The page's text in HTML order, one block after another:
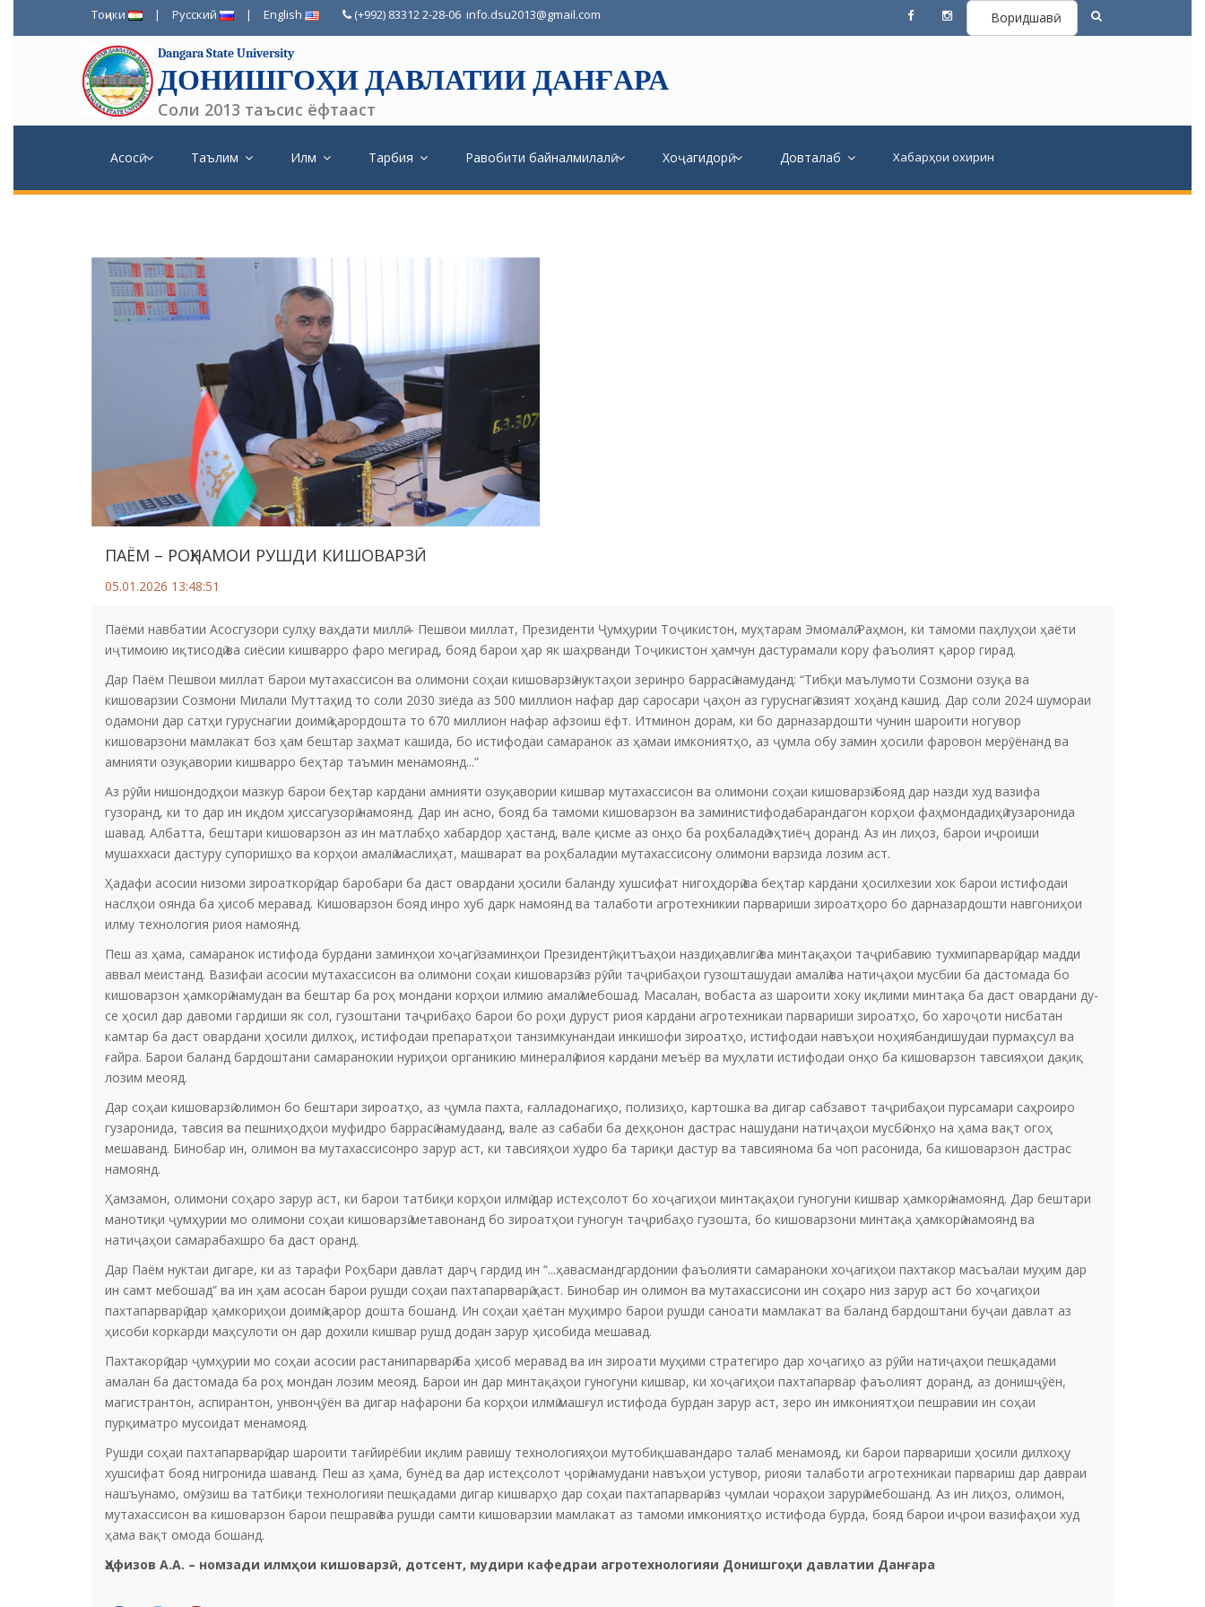
Тоҷики | Русский | English (+992) 83312 2-28-06 info.dsu2013@gmail.com Воридшавӣ
Dangara State University
ДОНИШГОҲИ ДАВЛАТИИ ДАНҒАРА
Соли 2013 таъсис ёфтааст
Асосӣ Таълим Илм Тарбия Равобити байналмилалӣ Хоҷагидорӣ Довталаб Хабарҳои охирин
ПАЁМ – РОҲНАМОИ РУШДИ КИШОВАРЗӢ
05.01.2026 13:48:51
Паёми навбатии Асосгузори сулҳу ваҳдати миллӣ – Пешвои миллат, Президенти Ҷумҳурии Тоҷикистон, муҳтарам Эмомалӣ Раҳмон, ки тамоми паҳлуҳои ҳаёти
иҷтимоию иқтисодӣ ва сиёсии кишварро фаро мегирад, бояд барои ҳар як шаҳрванди Тоҷикистон ҳамчун дастурамали кору фаъолият қарор гирад.
Дар Паём Пешвои миллат барои мутахассисон ва олимони соҳаи кишоварзӣ нуктаҳои зеринро баррасӣ намуданд: “Тибқи маълумоти Созмони озуқа ва
кишоварзии Созмони Милали Муттаҳид то соли 2030 зиёда аз 500 миллион нафар дар саросари ҷаҳон аз гуруснагӣ азият хоҳанд кашид. Дар соли 2024 шумораи
одамони дар сатҳи гуруснагии доимӣ қарордошта то 670 миллион нафар афзоиш ёфт. Итминон дорам, ки бо дарназардошти чунин шароити ногувор
кишоварзони мамлакат боз ҳам бештар заҳмат кашида, бо истифодаи самаранок аз ҳамаи имкониятҳо, аз ҷумла обу замин ҳосили фаровон мерӯёнанд ва
амнияти озуқавории кишварро беҳтар таъмин менамоянд...”
Аз рӯйи нишондодҳои мазкур барои беҳтар кардани амнияти озуқавории кишвар мутахассисон ва олимони соҳаи кишоварзӣ бояд дар назди худ вазифа
гузоранд, ки то дар ин иқдом ҳиссагузорӣ намоянд. Дар ин асно, бояд ба тамоми кишоварзон ва заминистифодабарандагон корҳои фаҳмондадиҳӣ гузаронида
шавад. Албатта, бештари кишоварзон аз ин матлабҳо хабардор ҳастанд, вале қисме аз онҳо ба роҳбаладӣ эҳтиёҷ доранд. Аз ин лиҳоз, барои иҷроиши
мушаххаси дастуру супоришҳо ва корҳои амалӣ маслиҳат, машварат ва роҳбаладии мутахассисону олимони варзида лозим аст.
Ҳадафи асосии низоми зироаткорӣ дар баробари ба даст овардани ҳосили баланду хушсифат нигоҳдорӣ ва беҳтар кардани ҳосилхезии хок барои истифодаи
наслҳои оянда ба ҳисоб меравад. Кишоварзон бояд инро хуб дарк намоянд ва талаботи агротехникии парвариши зироатҳоро бо дарназардошти навгониҳои
илму технология риоя намоянд.
Пеш аз ҳама, самаранок истифода бурдани заминҳои хоҷагӣ, заминҳои Президентӣ, қитъаҳои наздиҳавлигӣ ва минтақаҳои таҷрибавию тухмипарварӣ дар мадди
аввал меистанд. Вазифаи асосии мутахассисон ва олимони соҳаи кишоварзӣ аз рӯйи таҷрибаҳои гузошташудаи амалӣ ва натиҷаҳои мусбии ба дастомада бо
кишоварзон ҳамкорӣ намудан ва бештар ба роҳ мондани корҳои илмию амалӣ мебошад. Масалан, вобаста аз шароити хоку иқлими минтақа ба даст овардани ду-
се ҳосил дар давоми гардиши як сол, гузоштани таҷрибаҳо барои бо роҳи дуруст риоя кардани агротехникаи парвариши зироатҳо, бо хароҷоти нисбатан
камтар ба даст овардани ҳосили дилхоҳ, истифодаи препаратҳои танзимкунандаи инкишофи зироатҳо, истифодаи навъҳои ноҳиябандишудаи пурмаҳсул ва
ғайра. Барои баланд бардоштани самаранокии нуриҳои органикию минералӣ риоя кардани меъёр ва муҳлати истифодаи онҳо ба кишоварзон тавсияҳои дақиқ
лозим меояд.
Дар соҳаи кишоварзӣ олимон бо бештари зироатҳо, аз ҷумла пахта, ғалладонагиҳо, полизиҳо, картошка ва дигар сабзавот таҷрибаҳои пурсамари саҳроиро
гузаронида, тавсия ва пешниҳодҳои муфидро баррасӣ намудаанд, вале аз сабаби ба деҳқонон дастрас нашудани натиҷаҳои мусбӣ онҳо на ҳама вақт огоҳ
мешаванд. Бинобар ин, олимон ва мутахассисонро зарур аст, ки тавсияҳои худро ба тариқи дастур ва тавсиянома ба чоп расонида, ба кишоварзон дастрас
намоянд.
Ҳамзамон, олимони соҳаро зарур аст, ки барои татбиқи корҳои илмӣ дар истеҳсолот бо хоҷагиҳои минтақаҳои гуногуни кишвар ҳамкорӣ намоянд. Дар бештари
манотиқи ҷумҳурии мо олимони соҳаи кишоварзӣ метавонанд бо зироатҳои гуногун таҷрибаҳо гузошта, бо кишоварзони минтақа ҳамкорӣ намоянд ва
натиҷаҳои самарабахшро ба даст оранд.
Дар Паём нуктаи дигаре, ки аз тарафи Роҳбари давлат дарҷ гардид ин “...ҳавасмандгардонии фаъолияти самараноки хоҷагиҳои пахтакор масъалаи муҳим дар
ин самт мебошад” ва ин ҳам асосан барои рушди соҳаи пахтапарварӣ ҳаст. Бинобар ин олимон ва мутахассисони ин соҳаро низ зарур аст бо хоҷагиҳои
пахтапарварӣ дар ҳамкориҳои доимӣ қарор дошта бошанд. Ин соҳаи ҳаётан муҳимро барои рушди саноати мамлакат ва баланд бардоштани буҷаи давлат аз
ҳисоби коркарди маҳсулоти он дар дохили кишвар рушд додан зарур ҳисобида мешавад.
Пахтакорӣ дар ҷумҳурии мо соҳаи асосии растанипарварӣ ба ҳисоб меравад ва ин зироати муҳими стратегиро дар хоҷагиҳо аз рӯйи натиҷаҳои пешқадами
амалан ба дастомада ба роҳ мондан лозим меояд. Барои ин дар минтақаҳои гуногуни кишвар, ки хоҷагиҳои пахтапарвар фаъолият доранд, аз донишҷӯён,
магистрантон, аспирантон, унвонҷӯён ва дигар нафарони ба корҳои илмӣ машғул истифода бурдан зарур аст, зеро ин имкониятҳои пешравии ин соҳаи
пурқиматро мусоидат менамояд.
Рушди соҳаи пахтапарварӣ дар шароити тағйирёбии иқлим равишу технологияҳои мутобиқшавандаро талаб менамояд, ки барои парвариши ҳосили дилхоҳу
хушсифат бояд нигронида шаванд. Пеш аз ҳама, бунёд ва дар истеҳсолот ҷорӣ намудани навъҳои устувор, риояи талаботи агротехникаи парвариш дар давраи
нашъунамо, омӯзиш ва татбиқи технологияи пешқадами дигар кишварҳо дар соҳаи пахтапарварӣ аз ҷумлаи чораҳои зарурӣ мебошанд. Аз ин лиҳоз, олимон,
мутахассисон ва кишоварзон барои пешравӣ ва рушди самти кишоварзии мамлакат аз тамоми имкониятҳо истифода бурда, бояд барои иҷрои вазифаҳои худ
ҳама вақт омода бошанд.
Ҳафизов А.А. – номзади илмҳои кишоварзӣ, дотсент, мудири кафедраи агротехнологияи Донишгоҳи давлатии Данғара